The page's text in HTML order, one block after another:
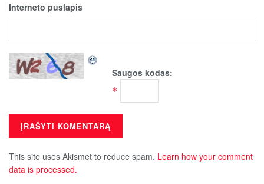
Interneto puslapis
Saugos kodas:
*
This site uses Akismet to reduce spam. Learn how your comment
data is processed.